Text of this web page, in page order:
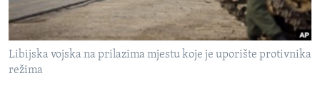
O GLASU AMERIKE
Learning English
Libijska vojska na prilazima mjestu koje je uporište protivnika
režima